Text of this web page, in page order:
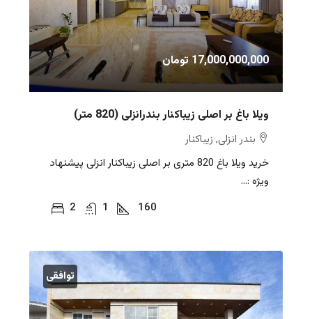
17,000,000,000 تومان
ویلا باغ بر اصلی زیباکنار بندرانزلی (820 متر)
بندر انزلی, زیباکنار
خرید ویلا باغ 820 متری بر اصلی زیباکنار انزلی پیشنهاد
ویژه :...
2
1 160
توافقی